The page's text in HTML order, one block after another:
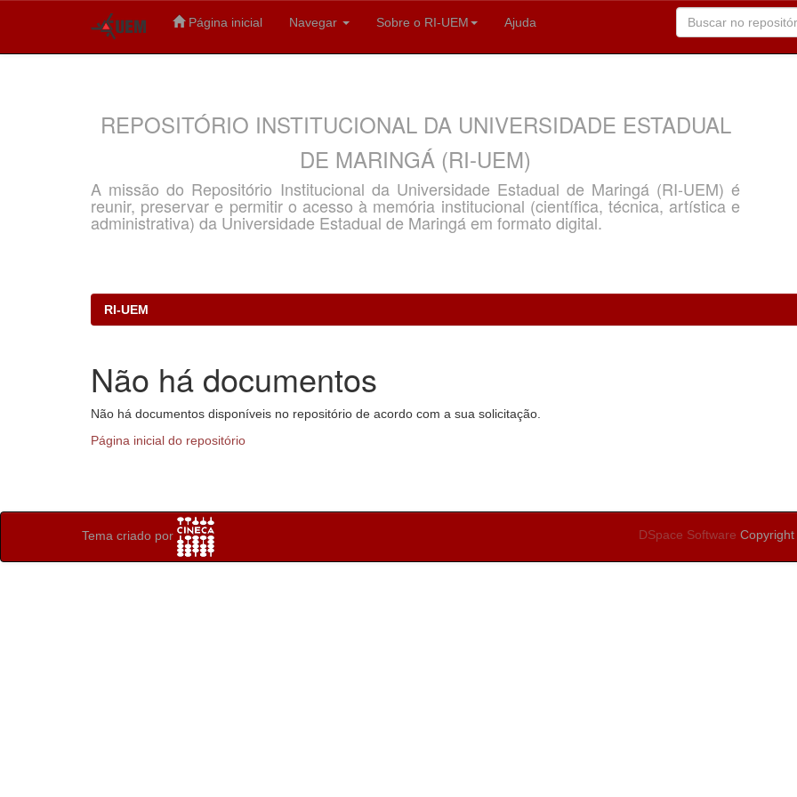
Página inicial Navegar Sobre o RI-UEM Ajuda
REPOSITÓRIO INSTITUCIONAL DA UNIVERSIDADE ESTADUAL
DE MARINGÁ (RI-UEM)
A missão do Repositório Institucional da Universidade Estadual de Maringá (RI-UEM) é
reunir, preservar e permitir o acesso à memória institucional (científica, técnica, artística e
administrativa) da Universidade Estadual de Maringá em formato digital.
RI-UEM
Não há documentos
Não há documentos disponíveis no repositório de acordo com a sua solicitação.
Página inicial do repositório
Tema criado por DSpace Software